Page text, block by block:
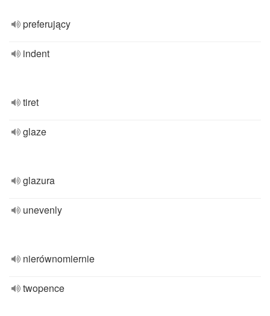
preferujący
indent
tiret
glaze
glazura
unevenly
nierównomiernie
twopence